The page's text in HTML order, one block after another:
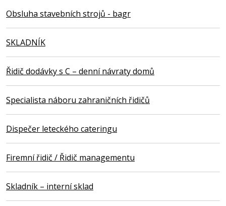
Obsluha stavebních strojů - bagr
SKLADNÍK
Řidič dodávky s C – denní návraty domů
Specialista náboru zahraničních řidičů
Dispečer leteckého cateringu
Firemní řidič / Řidič managementu
Skladník – interní sklad